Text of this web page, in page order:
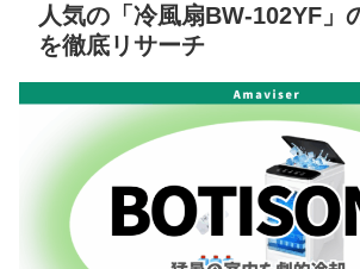
人気の「冷風扇BW-102YF」
を徹底リサーチ